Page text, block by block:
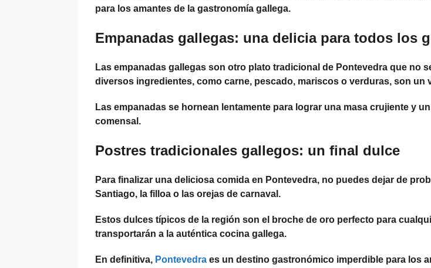
para los amantes de la gastronomía gallega.
Empanadas gallegas: una delicia para todos los
Las empanadas gallegas son otro plato tradicional de Pontevedra que no
diversos ingredientes, como carne, pescado, mariscos o verduras, son un
Las empanadas se hornean lentamente para lograr una masa crujiente y
comensal.
Postres tradicionales gallegos: un final dulce
Para finalizar una deliciosa comida en Pontevedra, no puedes dejar de
Santiago, la filloa o las orejas de carnaval.
Estos dulces típicos de la región son el broche de oro perfecto para
transportarán a la auténtica cocina gallega.
En definitiva, Pontevedra es un destino gastronómico imperdible para los